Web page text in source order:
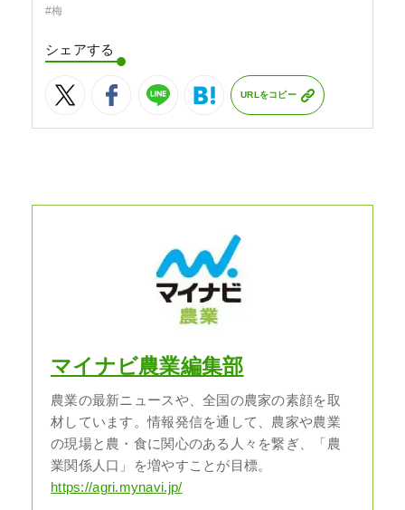
#梅
シェアする
URLをコピー
マイナビ農業編集部
農業の最新ニュースや、全国の農家の素顔を取
材しています。情報発信を通して、農家や農業
の現場と農・食に関心のある人々を繋ぎ、「農
業関係人口」を増やすことが目標。
https://agri.mynavi.jp/